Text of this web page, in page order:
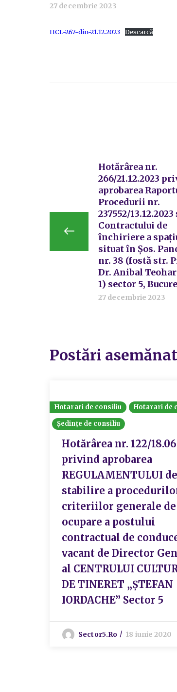
27 decembrie 2023
HCL-267-din-21.12.2023 Descarcă
Hotărârea nr.
266/21.12.2023
aprobarea
Procedurii nr.
237552/13.12.2023
Contractului de
închiriere a
situat în Șos.
nr. 38 (fostă str.
Dr. Anibal
1) sector 5,
27 decembrie 2023
Postări
Hotarari de consiliu
Hotarari de
Ședințe de consiliu
Hotărârea nr. 122/
privind aprobarea
REGULAMENTULUI de
stabilire a
criteriilor generale de
ocupare a postului
contractual de
vacant de Director
al CENTRULUI
DE TINERET „ȘTEFAN
IORDACHE” Sector 5
Sector5.ro 18 iunie 2020